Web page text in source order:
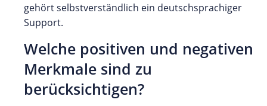
gehört selbstverständlich ein deutschsprachiger
Support.
Welche positiven und negativen
Merkmale sind zu
berücksichtigen?